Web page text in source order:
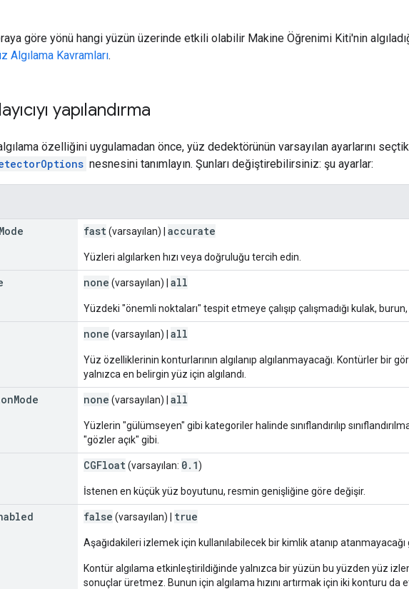
göre yönü hangi yüzün üzerinde etkili olabilir Makine Öğrenimi Kiti'nin
Algılama Kavramları.
yapılandırma
özelliğini uygulamadan önce, yüz dedektörünün varsayılan ayarlarını
nesnesini tanımlayın. Şunları değiştirebilirsiniz: şu ayarlar:
Mode fast(varsayılan) | accurate
Yüzleri algılarken hızı veya doğruluğu tercih edin.
none (varsayılan) | all
Yüzdeki "önemli noktaları" tespit etmeye çalışıp çalışmadığı kulak, burun,
none (varsayılan) | all
Yüz özelliklerinin konturlarının algılanıp algılanmayacağı. Kontürler bir
yalnızca en belirgin yüz için algılandı.
Mode none (varsayılan) | all
Yüzlerin "gülümseyen" gibi kategoriler halinde sınıflandırılıp
"gözler açık" gibi.
CGFloat(varsayılan: 0. 1)
İstenen en küçük yüz boyutunu, resmin genişliğine göre değişir.
false (varsayılan) | true
Aşağıdakileri izlemek için kullanılabilecek bir kimlik atanıp atanmayacağı
Kontür algılama etkinleştirildiğinde yalnızca bir yüzün bu yüzden yüz
sonuçlar üretmez. Bunun için algılama hızını artırmak için iki konturu da